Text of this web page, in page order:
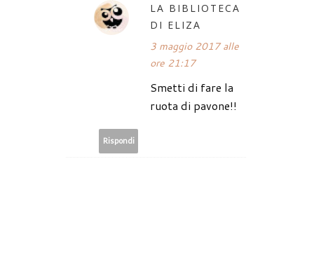
LA BIBLIOTECA
DI ELIZA
3 maggio 2017 alle
ore 21:17
Smetti di fare la
ruota di pavone!!
Rispondi